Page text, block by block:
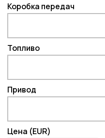
Коробка передач
Топливо
Привод
Цена (EUR)